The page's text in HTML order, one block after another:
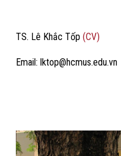
TS. Lê Khắc Tốp(CV)
Email: lktop@hcmus.edu.vn